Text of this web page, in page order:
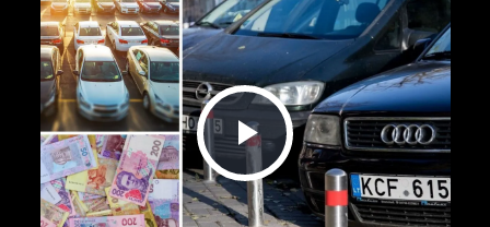
Play Video